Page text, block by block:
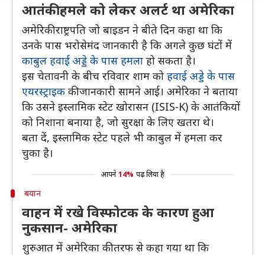
आतंकी हमले को लेकर अलर्ट था अमेरिका
अमेरिकी राष्ट्रपति जो बाइडन ने बीते दिन कहा था कि
उनके पास भरोसेमंद जानकारी है कि अगले कुछ घंटों में
काबुल हवाई अड्डे के पास हमला हो सकता है।
इस चेतावनी के बीच रविवार शाम को हवाई अड्डे के पास
एयरस्ट्राइक की जानकारी सामने आई। अमेरिका ने बताया
कि उसने इस्लामिक स्टेट खोरासन (ISIS-K) के आतंकियों
को निशाना बनाया है, जो सुरक्षा के लिए खतरा थे।
बता दें, इस्लामिक स्टेट पहले भी काबुल में हमला कर
चुका है।
आपने 14% पढ़ लिया है
बयान
वाहन में रखे विस्फोटक के कारण हुआ
नुकसान- अमेरिका
शुरुआत में अमेरिका की तरफ से कहा गया था कि